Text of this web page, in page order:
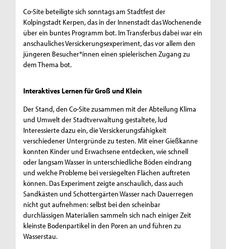
Co-Site beteiligte sich sonntags am Stadtfest der
Kolpingstadt Kerpen, das in der Innenstadt das Wochenende
über ein buntes Programm bot. Im Transferbus dabei war ein
anschauliches Versickerungsexperiment, das vor allem den
jüngeren Besucher*innen einen spielerischen Zugang zu
dem Thema bot.
Interaktives Lernen für Groß und Klein
Der Stand, den Co-Site zusammen mit der Abteilung Klima
und Umwelt der Stadtverwaltung gestaltete, lud
Interessierte dazu ein, die Versickerungsfähigkeit
verschiedener Untergründe zu testen. Mit einer Gießkanne
konnten Kinder und Erwachsene entdecken, wie schnell
oder langsam Wasser in unterschiedliche Böden eindrang
und welche Probleme bei versiegelten Flächen auftreten
können. Das Experiment zeigte anschaulich, dass auch
Sandkästen und Schottergärten Wasser nach Dauerregen
nicht gut aufnehmen: selbst bei den scheinbar
durchlässigen Materialien sammeln sich nach einiger Zeit
kleinste Bodenpartikel in den Poren an und führen zu
Wasserstau.